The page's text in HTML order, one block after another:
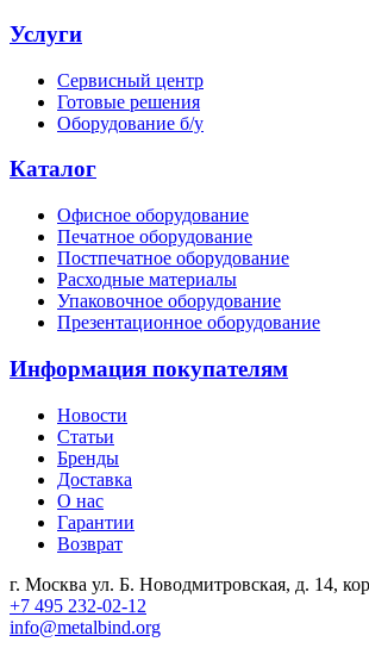
Услуги
Сервисный центр
Готовые решения
Оборудование б/у
Каталог
Офисное оборудование
Печатное оборудование
Постпечатное оборудование
Расходные материалы
Упаковочное оборудование
Презентационное оборудование
Информация покупателям
Новости
Статьи
Бренды
Доставка
О нас
Гарантии
Возврат
г. Москва ул. Б. Новодмитровская, д. 14,
+7 495 232-02-12
info@metalbind.org